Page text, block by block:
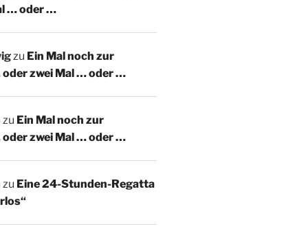
… oder …
zu Ein Mal noch zur
zwei Mal … oder …
zu Ein Mal noch zur
zwei Mal … oder …
zu Eine 24-Stunden-Regatta